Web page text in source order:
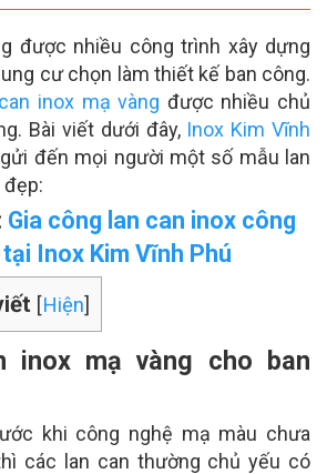
được nhiều công trình xây dựng
cư chọn làm thiết kế ban công.
inox mạ vàng được nhiều chủ
Bài viết dưới đây, Inox Kim Vĩnh
đến mọi người một số mẫu lan
đẹp:
Gia công lan can inox công
Inox Kim Vĩnh Phú
[Hiện]
inox mạ vàng cho ban
khi công nghệ mạ màu chưa
các lan can thường chủ yếu có